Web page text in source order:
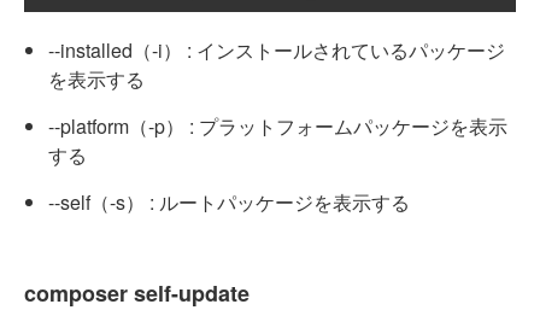
--installed（-i） : インストールされているパッケージ
を表示する
--platform（-p） : プラットフォームパッケージを表示
する
--self（-s） : ルートパッケージを表示する
composer self-update